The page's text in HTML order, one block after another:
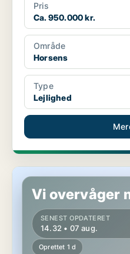
Pris
Ca. 950.000 kr.
Område
Horsens
Type
Lejlighed
Lejlighed i Risskov
Vi overvåger
SENEST OPDATERET
14.32 • 07 aug.
Oprettet 1 d